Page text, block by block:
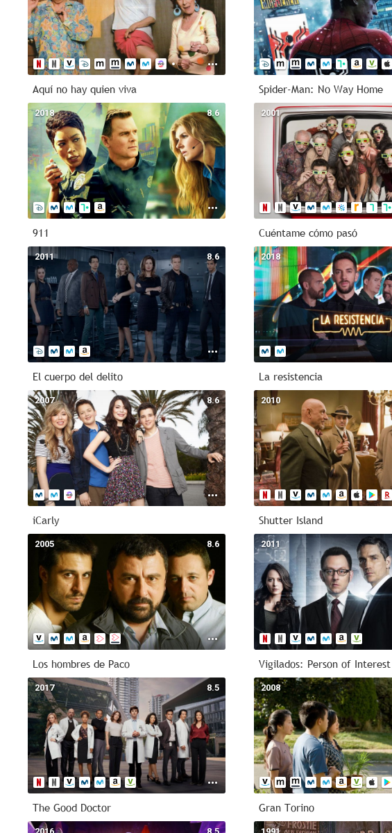
Aquí no hay quien viva Spider-Man: No Way Home
8.6
2018
911
2001
Cuéntame cómo pasó
8.6
2011
El cuerpo del delito
2018
La resistencia
8.6
2007
iCarly
2010
Shutter Island
8.6
2005
Los hombres de Paco
2011
Vigilados: Person of Interest
8.5
2017
The Good Doctor
2008
Gran Torino